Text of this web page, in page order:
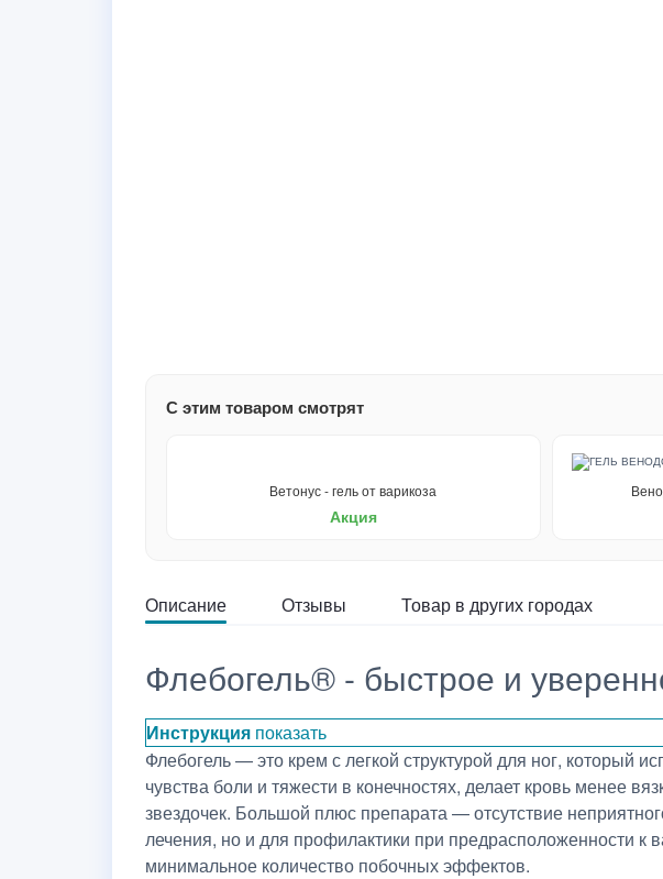
С этим товаром смотрят
Ветонус - гель от варикоза
Акция
Описание Отзывы Товар в других городах
Флебогель® - быстрое и
Инструкция показать
Флебогель — это крем с легкой структурой для ног, который
чувства боли и тяжести в конечностях, делает кровь менее
звездочек. Большой плюс препарата — отсутствие
лечения, но и для профилактики при предрасположенности к
минимальное количество побочных эффектов.